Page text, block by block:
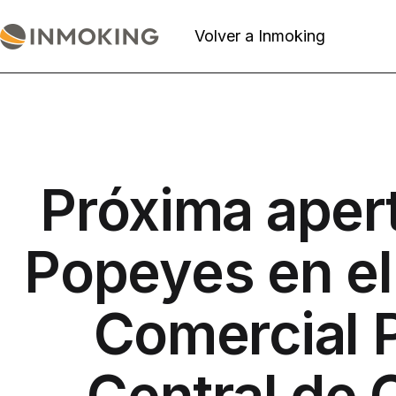
al
Volver a Inmoking
Próxima
Popeyes en
Comercial